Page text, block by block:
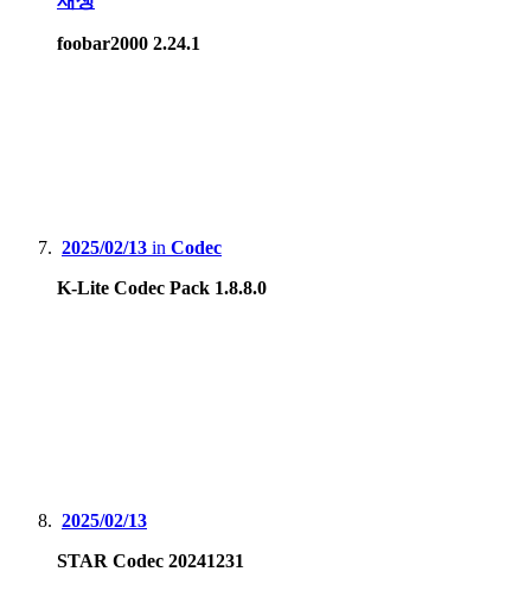
foobar2000 2.24.1
2025/02/13 in Codec
K-Lite Codec Pack 1.8.8.0
2025/02/13
STAR Codec 20241231